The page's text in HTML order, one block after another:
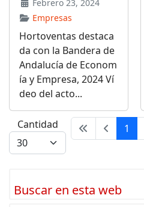
Febrero 23, 2024
Empresas
Hortoventas destaca
da con la Bandera de
Andalucía de Econom
ía y Empresa, 2024 Ví
deo del acto...
Cantidad 1
Buscar en esta web